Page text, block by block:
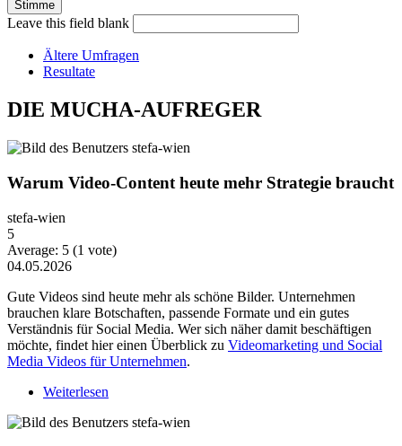
Leave this field blank
Ältere Umfragen
Resultate
DIE MUCHA-AUFREGER
Warum Video-Content heute mehr Strategie braucht
stefa-wien
5
Average: 5 (1 vote)
04.05.2026
Gute Videos sind heute mehr als schöne Bilder. Unternehmen
brauchen klare Botschaften, passende Formate und ein gutes
Verständnis für Social Media. Wer sich näher damit beschäftigen
möchte, findet hier einen Überblick zu Videomarketing und Social
Media Videos für Unternehmen.
Weiterlesen